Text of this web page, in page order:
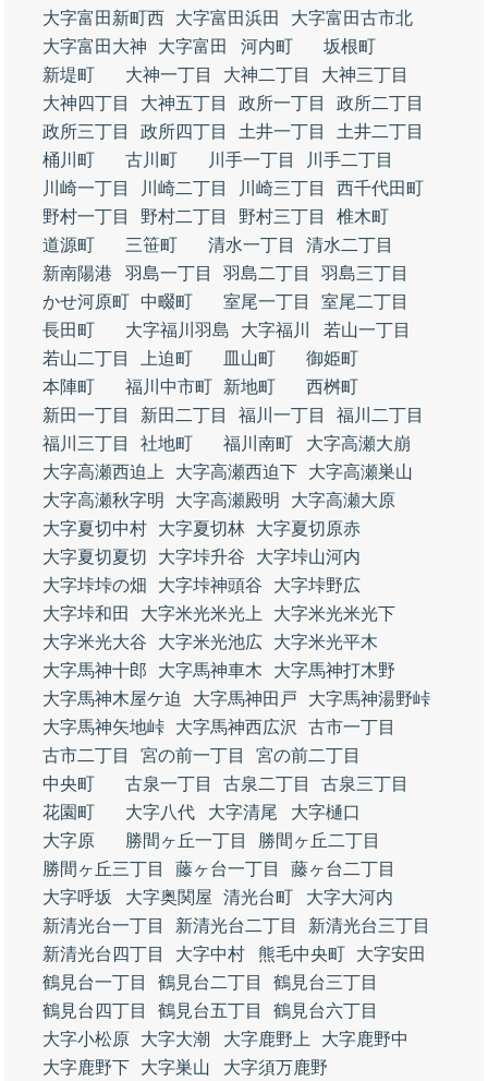
大字富田新町西
大字富田浜田
大字富田古市北
大字富田大神
大字富田 河内町
坂根町
新堤町
大神一丁目 大神二丁目
大神三丁目
大神四丁目
大神五丁目 政所一丁目
政所二丁目
政所三丁目
政所四丁目 土井一丁目
土井二丁目
桶川町
古川町 川手一丁目
川手二丁目
川崎一丁目
川崎二丁目 川崎三丁目
西千代田町
野村一丁目
野村二丁目 野村三丁目
椎木町
道源町
三笹町 清水一丁目
清水二丁目
新南陽港
羽島一丁目 羽島二丁目
羽島三丁目
かせ河原町
中畷町 室尾一丁目
室尾二丁目
長田町
大字福川羽島 大字福川
若山一丁目
若山二丁目
上迫町 皿山町
御姫町
本陣町
福川中市町 新地町
西桝町
新田一丁目
新田二丁目 福川一丁目
福川二丁目
福川三丁目
社地町 福川南町
大字高瀬大崩
大字高瀬西迫上
大字高瀬西迫下
大字高瀬巣山
大字高瀬秋字明
大字高瀬殿明
大字高瀬大原
大字夏切中村
大字夏切林
大字夏切原赤
大字夏切夏切
大字垰升谷
大字垰山河内
大字垰垰の畑
大字垰神頭谷
大字垰野広
大字垰和田
大字米光米光上
大字米光米光下
大字米光大谷
大字米光池広
大字米光平木
大字馬神十郎
大字馬神車木
大字馬神打木野
大字馬神木屋ケ迫
大字馬神田戸
大字馬神湯野峠
大字馬神矢地峠
大字馬神西広沢
古市一丁目
古市二丁目
宮の前一丁目
宮の前二丁目
中央町
古泉一丁目 古泉二丁目
古泉三丁目
花園町
大字八代 大字清尾
大字樋口
大字原
勝間ヶ丘一丁目
勝間ヶ丘二丁目
勝間ヶ丘三丁目
藤ヶ台一丁目
藤ヶ台二丁目
大字呼坂
大字奥関屋 清光台町
大字大河内
新清光台一丁目
新清光台二丁目
新清光台三丁目
新清光台四丁目
大字中村 熊毛中央町
大字安田
鶴見台一丁目
鶴見台二丁目
鶴見台三丁目
鶴見台四丁目
鶴見台五丁目
鶴見台六丁目
大字小松原
大字大潮 大字鹿野上
大字鹿野中
大字鹿野下
大字巣山
大字須万鹿野